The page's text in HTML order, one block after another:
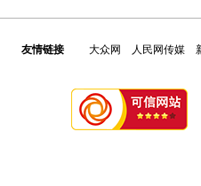
友情链接 大众网 人民网传媒